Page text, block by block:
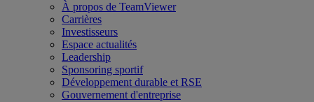
À propos de TeamViewer
Carrières
Investisseurs
Espace actualités
Leadership
Sponsoring sportif
Développement durable et RSE
Gouvernement d'entreprise